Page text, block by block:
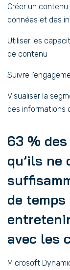
Créer un contenu
données et des
Utiliser les
de contenu
Suivre
Visualiser la
des informations
63 %
qu’ils ne
de
avec les
Microsoft